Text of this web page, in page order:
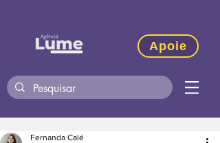
Apoie
Fernanda Calé